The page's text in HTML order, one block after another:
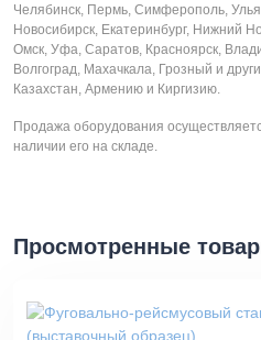
Челябинск, Пермь, Симферополь,
Новосибирск, Екатеринбург, Нижний
Омск, Уфа, Саратов, Красноярск,
Волгоград, Махачкала, Грозный и
Казахстан, Армению и Киргизию.
Продажа оборудования
наличии его на складе.
Просмотренные